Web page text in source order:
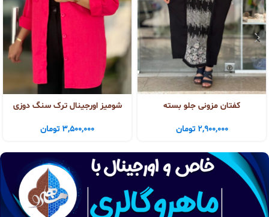
کفتان مزونی جلو بسته
2,900,000 تومان
شومیز اورجینال ترک سنگ دوزی
3,500,000 تومان